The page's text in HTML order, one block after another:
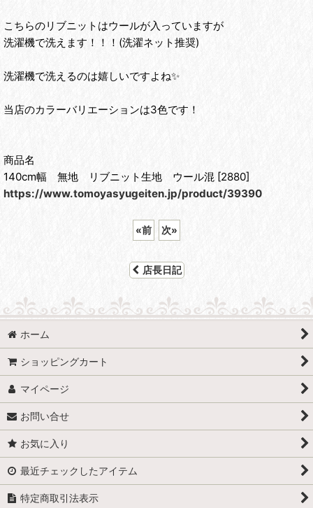
こちらのリブニットはウールが入っていますが
洗濯機で洗えます！！！(洗濯ネット推奨)
洗濯機で洗えるのは嬉しいですよね✨
当店のカラーバリエーションは3色です！
商品名
140cm幅 無地 リブニット生地 ウール混 [2880]
https://www.tomoyasyugeiten.jp/product/39390
«前 次»
店長日記
ホーム
ショッピングカート
マイページ
お問い合せ
お気に入り
最近チェックしたアイテム
特定商取引法表示